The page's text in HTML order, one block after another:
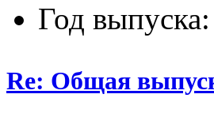
Год
Re: Общая